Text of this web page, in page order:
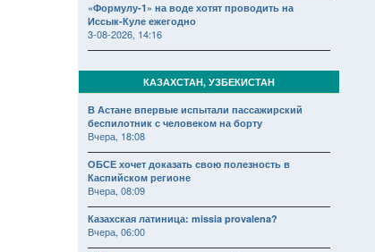
«Формулу-1» на воде хотят проводить на
Иссык-Куле ежегодно
3-08-2026, 14:16
КАЗАХСТАН, УЗБЕКИСТАН
В Астане впервые испытали пассажирский
беспилотник с человеком на борту
Вчера, 18:08
ОБСЕ хочет доказать свою полезность в
Каспийском регионе
Вчера, 08:09
Казахская латиница: missia provalena?
Вчера, 06:00